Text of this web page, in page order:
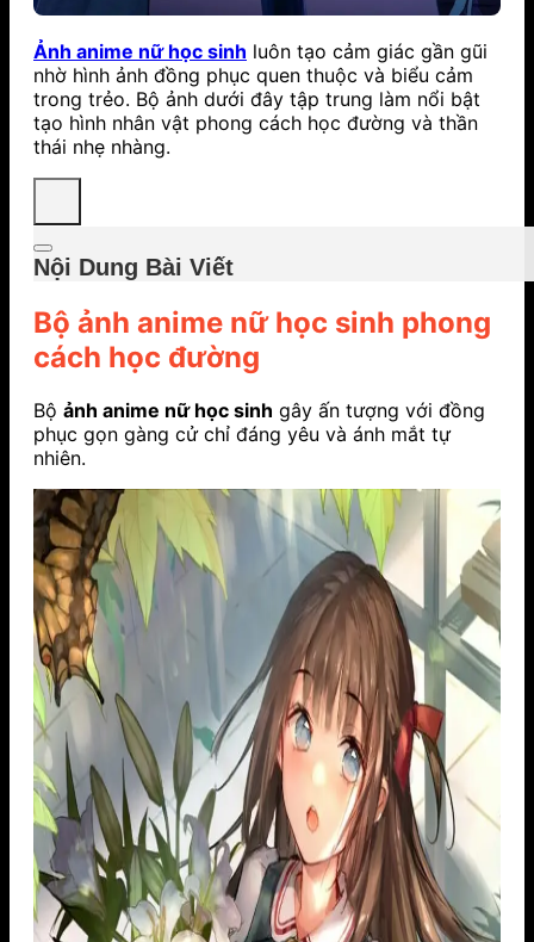
Ảnh anime nữ học sinh luôn tạo cảm giác gần gũi
nhờ hình ảnh đồng phục quen thuộc và biểu cảm
trong trẻo. Bộ ảnh dưới đây tập trung làm nổi bật
tạo hình nhân vật phong cách học đường và thần
thái nhẹ nhàng.
Nội Dung Bài Viết
Bộ ảnh anime nữ học sinh phong
cách học đường
Bộ ảnh anime nữ học sinh gây ấn tượng với đồng
phục gọn gàng cử chỉ đáng yêu và ánh mắt tự
nhiên.